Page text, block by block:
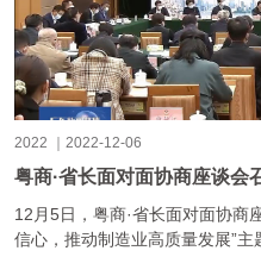
2022 ｜2022-12-06
12月5日，粤商·省长面对面协商
信心，推动制造业高质量发展”